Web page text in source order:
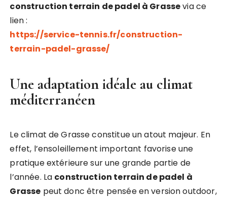
construction terrain de padel à Grassevia ce
lien :
https://service-tennis.fr/construction-
terrain-padel-grasse/
Une adaptation idéale au climat
méditerranéen
Le climat de Grasse constitue un atout majeur. En
effet, l’ensoleillement important favorise une
pratique extérieure sur une grande partie de
l’année. La construction terrain de padel à
Grasse peut donc être pensée en version outdoor,